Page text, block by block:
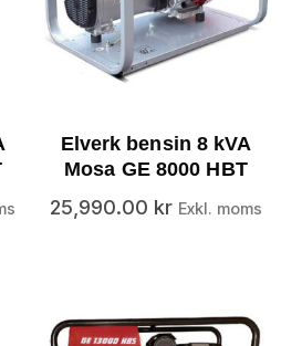
Elverk bensin 8 kVA
Mosa GE 8000 HBT
25,990.00 kr Exkl. moms